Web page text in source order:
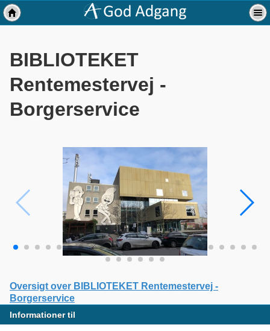
BIBLIOTEKET
Rentemestervej -
Borgerservice
Oversigt over BIBLIOTEKET Rentemestervej -
Borgerservice
Informationer til